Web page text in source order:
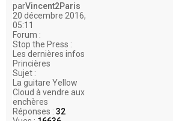
parVincent2Paris
20 décembre 2016,
05:11
Forum :
Stop the Press :
Les dernières infos
Princières
Sujet :
La guitare Yellow
Cloud à vendre aux
enchères
Réponses : 32